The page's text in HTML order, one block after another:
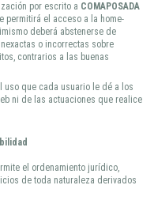
por escrito a COMAPOSADA
permitirá el acceso a la home-
deberá abstenerse de
o incorrectas sobre
contrarios a las buenas
uso que cada usuario le dé a los
ni de las actuaciones que realice
el ordenamiento jurídico,
de toda naturaleza derivados